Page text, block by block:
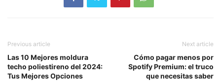
Previous article
Las 10 Mejores moldura
techo poliestireno del 2024:
Tus Mejores Opciones
Next article
Cómo pagar menos por
Spotify Premium: el truco
que necesitas saber